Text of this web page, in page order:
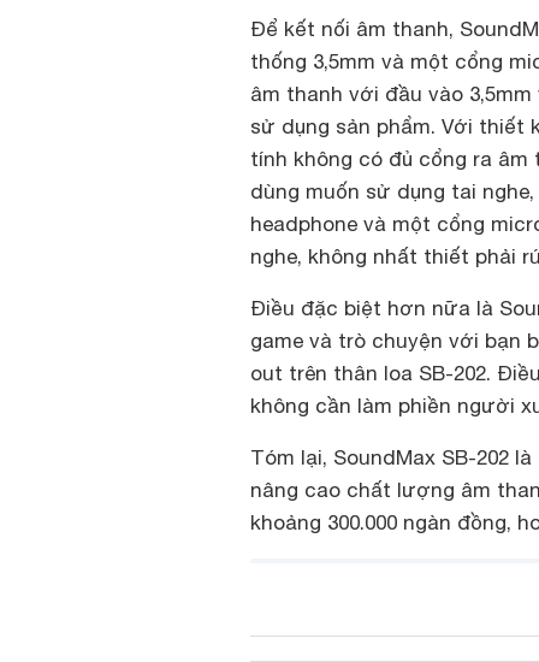
Để kết nối âm thanh,
thống 3,5mm và một cổng
âm thanh với đầu vào
sử dụng sản phẩm. Với thiết
tính không có đủ cổng ra âm
dùng muốn sử dụng tai
headphone và một cổng
nghe, không nhất thiết phải
Điều đặc biệt hơn nữa là
game và trò chuyện với bạn
out trên thân loa SB-202.
không cần làm phiền người
Tóm lại, SoundMax SB-202
nâng cao chất lượng âm
khoảng 300.000 ngàn đồng,